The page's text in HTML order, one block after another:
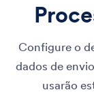
Configure o
dados de
usarão